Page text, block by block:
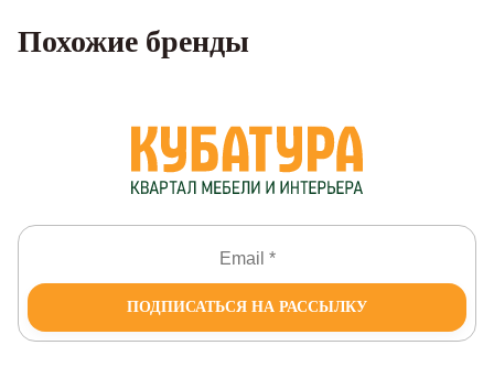
Похожие бренды
ПОДПИСАТЬСЯ НА РАССЫЛКУ